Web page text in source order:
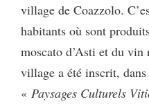
village de Coazzolo.
habitants où sont
moscato d’Asti et du
village a été inscrit,
« Paysages Culturels